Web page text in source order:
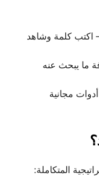
كلمة وشاهد
ما يبحث عنه
مجانية